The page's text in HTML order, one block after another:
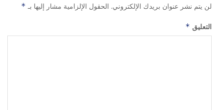
لن يتم نشر عنوان بريدك الإلكتروني. الحقول الإلزامية مشار إليها بـ *
التعليق *